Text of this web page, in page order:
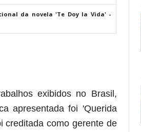
da novela 'Te Doy la Vida' -
exibidos no Brasil,
apresentada foi 'Querida
creditada como gerente de